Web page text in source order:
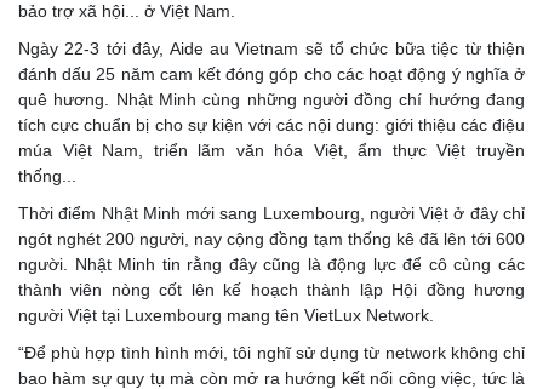
bảo trợ xã hội... ở Việt Nam.
Ngày 22-3 tới đây, Aide au Vietnam sẽ tổ chức bữa tiệc từ thiện
đánh dấu 25 năm cam kết đóng góp cho các hoạt động ý nghĩa ở
quê hương. Nhật Minh cùng những người đồng chí hướng đang
tích cực chuẩn bị cho sự kiện với các nội dung: giới thiệu các điệu
múa Việt Nam, triển lãm văn hóa Việt, ẩm thực Việt truyền
thống...
Thời điểm Nhật Minh mới sang Luxembourg, người Việt ở đây chỉ
ngót nghét 200 người, nay cộng đồng tạm thống kê đã lên tới 600
người. Nhật Minh tin rằng đây cũng là động lực để cô cùng các
thành viên nòng cốt lên kế hoạch thành lập Hội đồng hương
người Việt tại Luxembourg mang tên VietLux Network.
“Để phù hợp tình hình mới, tôi nghĩ sử dụng từ network không chỉ
bao hàm sự quy tụ mà còn mở ra hướng kết nối công việc, tức là